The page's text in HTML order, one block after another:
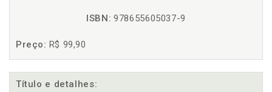
ISBN: 978655605037-9
Preço: R$ 99,90
Título e detalhes: